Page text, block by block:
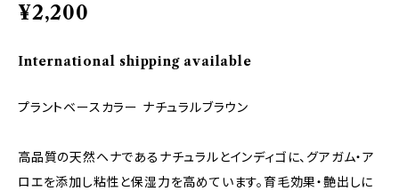
¥2,200
International shipping available
プラントベースカラー ナチュラルブラウン
高品質の天然ヘナであるナチュラルとインディゴに、グアガム・ア
ロエを添加し粘性と保湿力を高めています。育毛効果・艶出しに